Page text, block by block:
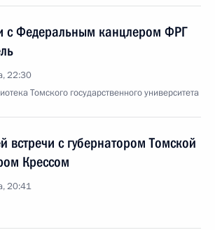
с Федеральным канцлером ФРГ
22:30
Томского государственного университета
встречи с губернатором Томской
Крессом
20:41